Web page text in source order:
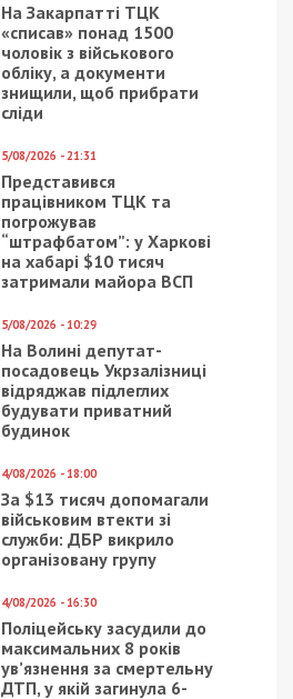
На Закарпатті ТЦК
«списав» понад 1500
чоловік з військового
обліку, а документи
знищили, щоб прибрати
сліди
5/08/2026 - 21:31
Представився
працівником ТЦК та
погрожував
“штрафбатом”: у Харкові
на хабарі $10 тисяч
затримали майора ВСП
5/08/2026 - 10:29
На Волині депутат-
посадовець Укрзалізниці
відряджав підлеглих
будувати приватний
будинок
4/08/2026 - 18:00
За $13 тисяч допомагали
військовим втекти зі
служби: ДБР викрило
організовану групу
4/08/2026 - 16:30
Поліцейську засудили до
максимальних 8 років
ув’язнення за смертельну
ДТП, у якій загинула 6-